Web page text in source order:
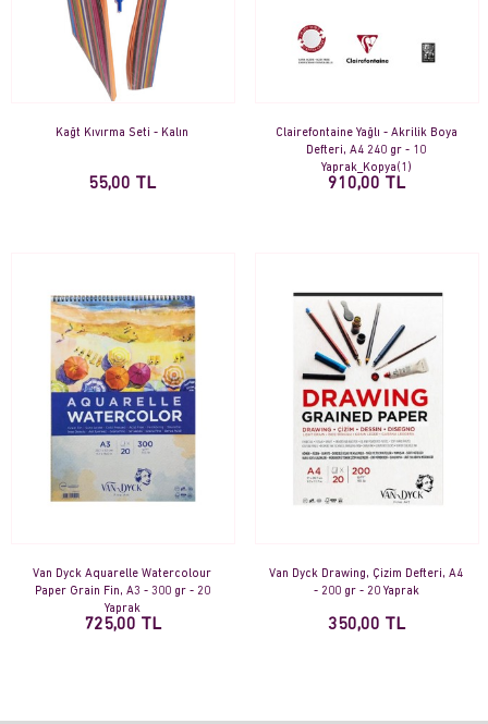
Kağt Kıvırma Seti - Kalın
55,00 TL
Clairefontaine Yağlı - Akrilik Boya
Defteri, A4 240 gr - 10
Yaprak_Kopya(1)
910,00 TL
Van Dyck Aquarelle Watercolour
Paper Grain Fin, A3 - 300 gr - 20
Yaprak
725,00 TL
Van Dyck Drawing, Çizim Defteri, A4
- 200 gr - 20 Yaprak
350,00 TL